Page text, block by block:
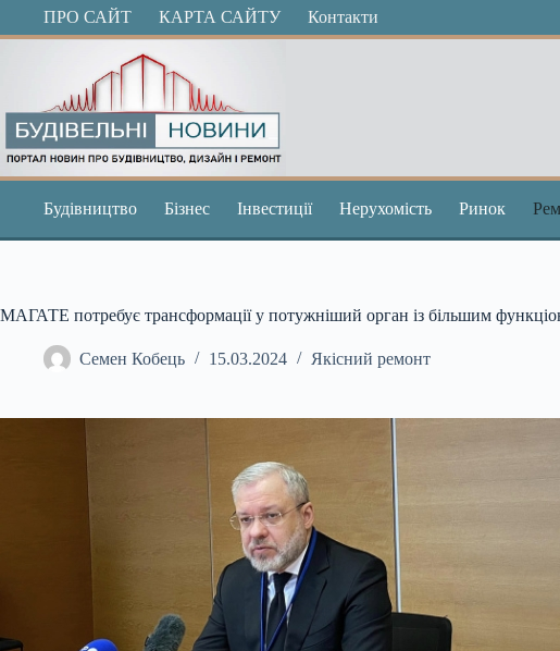
ПерейтиПРО САЙТ КАРТА САЙТУ Контакти
Будівництво Бізнес Інвестиції Нерухомість Ринок
МАГАТЕ потребує трансформації у потужніший орган із більшим
Семен Кобець 15.03.2024 Якісний ремонт